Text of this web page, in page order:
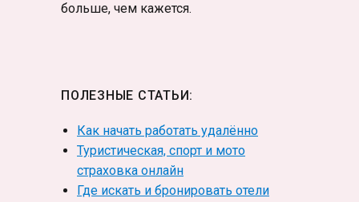
больше, чем кажется.
ПОЛЕЗНЫЕ СТАТЬИ:
Как начать работать удалённо
Туристическая, спорт и мото
страховка онлайн
Где искать и бронировать отели